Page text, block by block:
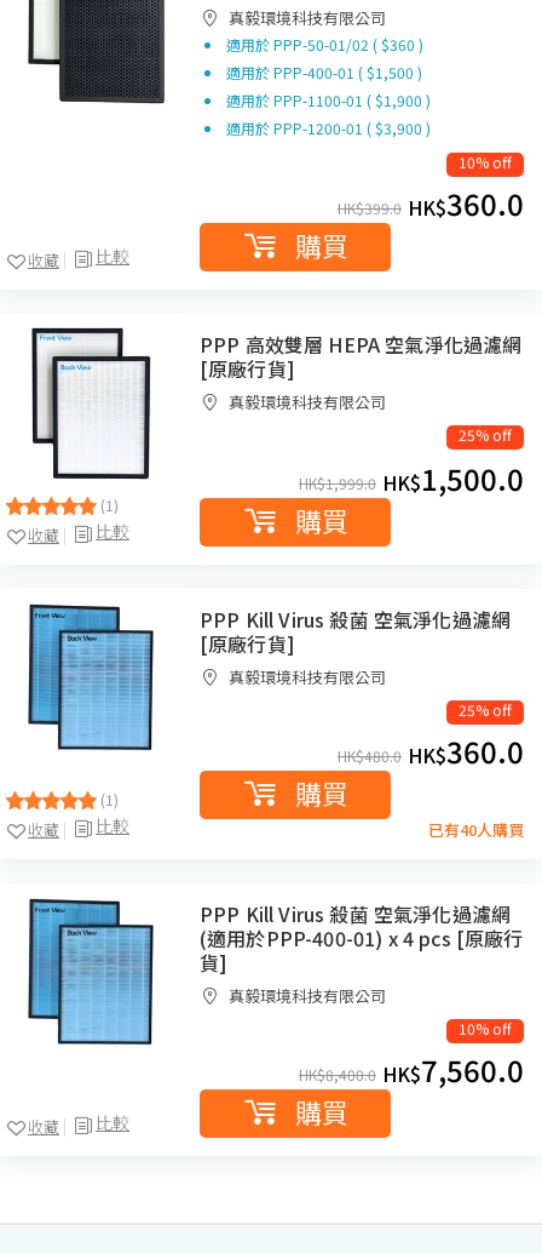
比較
收藏
真毅環境科技有限公司
適用於 PPP-50-01/02 ( $360 )
適用於 PPP-400-01 ( $1,500 )
適用於 PPP-1100-01 ( $1,900 )
適用於 PPP-1200-01 ( $3,900 )
10% off
HK$399.0 HK$360.0
購買
(1)
比較
收藏
PPP 高效雙層 HEPA 空氣淨化過濾網
[原廠行貨]
真毅環境科技有限公司
25% off
HK$1,999.0 HK$1,500.0
購買
(1)
比較
收藏
PPP Kill Virus 殺菌 空氣淨化過濾網
[原廠行貨]
真毅環境科技有限公司
25% off
HK$480.0 HK$360.0
購買
已有40人購買
比較
收藏
PPP Kill Virus 殺菌 空氣淨化過濾網
(適用於PPP-400-01) x 4 pcs [原廠行
貨]
真毅環境科技有限公司
10% off
HK$8,400.0 HK$7,560.0
購買